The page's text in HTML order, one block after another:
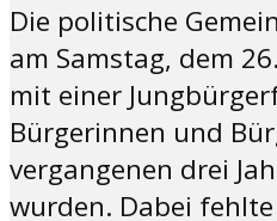
Die politische
am Samstag, dem
mit einer
Bürgerinnen und
vergangenen drei
wurden. Dabei